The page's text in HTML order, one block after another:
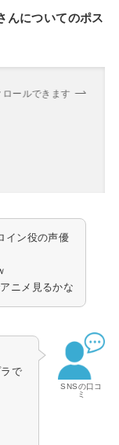
んについてのポス
ロールできます
イン役の声優
ニメ見るかな
SNSの口コ
ミ
で